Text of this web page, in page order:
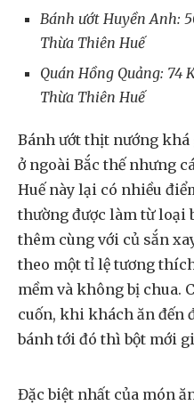
Bánh ướt Huyền Anh:
Thừa Thiên Huế
Quán Hồng Quảng: 74
Thừa Thiên Huế
Bánh ướt thịt nướng
ở ngoài Bắc thế nhưng
Huế này lại có nhiều
thường được làm từ loại
thêm cùng với củ sắn
theo một tỉ lệ tương
mềm và không bị chua.
cuốn, khi khách ăn đến
bánh tới đó thì bột mới
Đặc biệt nhất của món